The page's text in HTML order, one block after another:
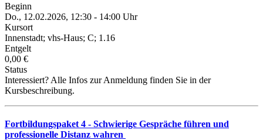
Beginn
Do., 12.02.2026, 12:30 - 14:00 Uhr
Kursort
Innenstadt; vhs-Haus; C; 1.16
Entgelt
0,00 €
Status
Interessiert? Alle Infos zur Anmeldung finden Sie in der
Kursbeschreibung.
Fortbildungspaket 4 - Schwierige Gespräche führen und
professionelle Distanz wahren